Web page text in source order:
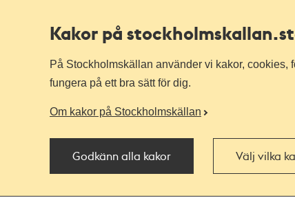
Kakor på stockholmskallan
På Stockholmskällan använder vi kakor, cookies,
fungera på ett bra sätt för dig.
Om kakor på Stockholmskällan
Godkänn alla kakor Välj vilka